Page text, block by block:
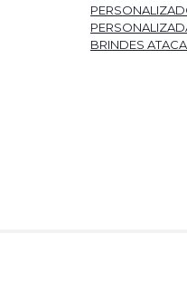
BRINDES